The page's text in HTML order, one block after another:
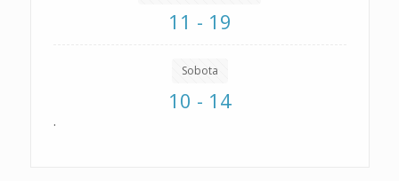
11 - 19
Sobota
10 - 14
.